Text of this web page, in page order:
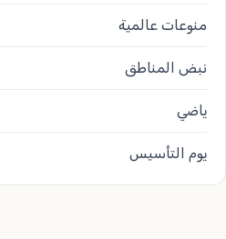
منوعات عالمية
نبض المناطق
ياضي
يوم التأسيس